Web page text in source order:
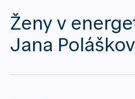
Ženy v
Jana